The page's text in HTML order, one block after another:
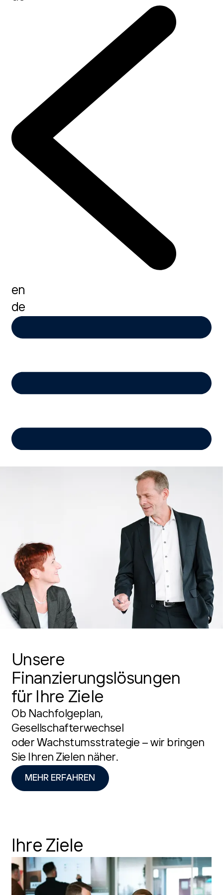
en
de
Unsere
Finanzierungslösungen
für Ihre Ziele
Ob Nachfolgeplan,
Gesellschafterwechsel
oder Wachstumsstrategie – wir bringen
Sie Ihren Zielen näher.
MEHR ERFAHREN
Ihre Ziele